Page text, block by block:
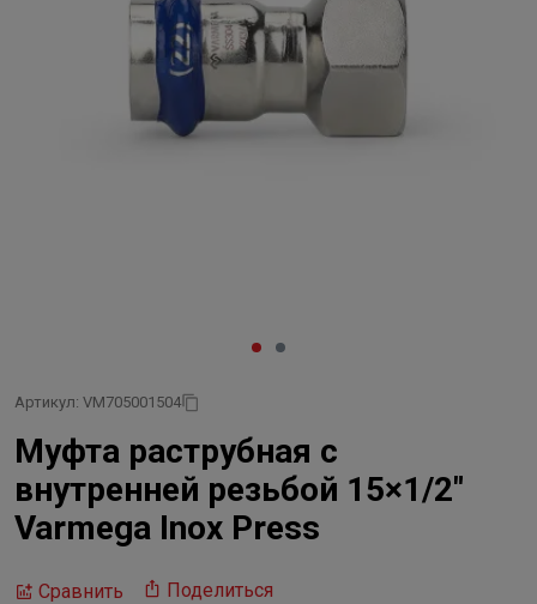
Артикул: VM705001504
Муфта раструбная с
внутренней резьбой 15×1/2"
Varmega Inox Press
Сравнить Поделиться